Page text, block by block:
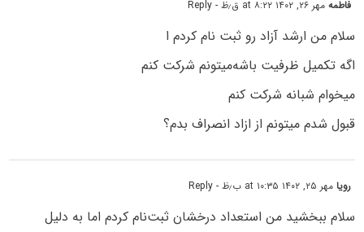
فاطمهمهر ۲۶, ۱۴۰۲ at ۸:۲۲ ق٫ظ - Reply
سلام من ارشد آزاد رو ثبت نام کردم ا
اگه‌ تکمیل ظرفیت باشه‌میتونم شرکت کنم
میخوام شبانه شرکت کنم
قبول شدم میتونم از ازاد انصراف بدم؟
رویامهر ۲۵, ۱۴۰۲ at ۱۰:۳۵ ب٫ظ - Reply
سلام ببخشید من استعداد درخشان ثبت‌نام کردم اما به دلیل